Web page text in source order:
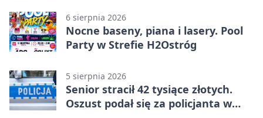
6 sierpnia 2026
Nocne baseny, piana i lasery. Pool
Party w Strefie H2Ostróg
5 sierpnia 2026
Senior stracił 42 tysiące złotych.
Oszust podał się za policjanta w